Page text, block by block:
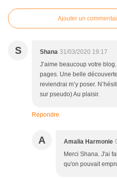
Ajouter un
S Shana 31/03/2020 19:17
J’aime beaucoup votre
pages. Une belle
reviendrai m’y poser.
sur pseudo) Au plaisir.
Répondre
A Amalia Harmonie
Merci Shana. J'ai
qu'on pouvait